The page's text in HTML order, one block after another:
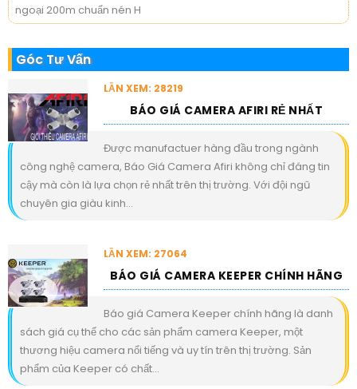
ngoại 200m chuẩn nén H
Góc Tư Vấn
LẦN XEM: 28219
BÁO GIÁ CAMERA AFIRI RẺ NHẤT
Được manufactuer hàng đầu trong ngành
công nghệ camera, Báo Giá Camera Afiri không chỉ đáng tin
cậy mà còn là lựa chọn rẻ nhất trên thị trường. Với đội ngũ
chuyên gia giàu kinh...
LẦN XEM: 27064
BÁO GIÁ CAMERA KEEPER CHÍNH HÃNG
Báo giá Camera Keeper chính hãng là danh
sách giá cụ thể cho các sản phẩm camera Keeper, một
thương hiệu camera nổi tiếng và uy tín trên thị trường. Sản
phẩm của Keeper có chất...